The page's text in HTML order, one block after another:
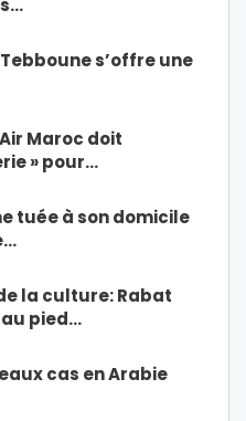
s’offre une
Maroc doit
» pour…
tuée à son domicile
la culture: Rabat
pied…
cas en Arabie